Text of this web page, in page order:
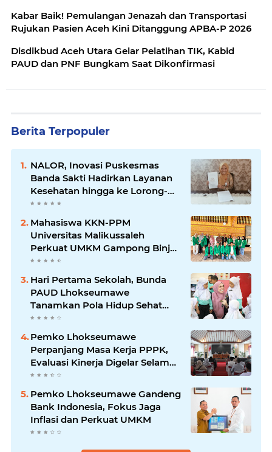
​Kabar Baik! Pemulangan Jenazah dan Transportasi
Rujukan Pasien Aceh Kini Ditanggung APBA-P 2026
Disdikbud Aceh Utara Gelar Pelatihan TIK, Kabid
PAUD dan PNF Bungkam Saat Dikonfirmasi
Berita Terpopuler
NALOR, Inovasi Puskesmas
Banda Sakti Hadirkan Layanan
Kesehatan hingga ke Lorong-
Lorong Warga
Mahasiswa KKN-PPM
Universitas Malikussaleh
Perkuat UMKM Gampong Binjee
melalui Program
Pemberdayaan Ekonomi
Hari Pertama Sekolah, Bunda
PAUD Lhokseumawe
Tanamkan Pola Hidup Sehat
dan Karakter Anak
Pemko Lhokseumawe
Perpanjang Masa Kerja PPPK,
Evaluasi Kinerja Digelar Selama
Tiga Bulan
Pemko Lhokseumawe Gandeng
Bank Indonesia, Fokus Jaga
Inflasi dan Perkuat UMKM